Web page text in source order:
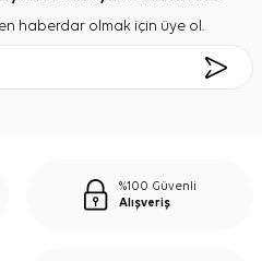
haberdar olmak için üye ol.
%100 Güvenli
Alışveriş